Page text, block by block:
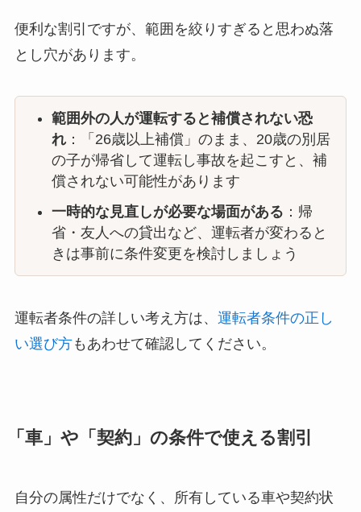
便利な割引ですが、範囲を絞りすぎると思わぬ落
とし穴があります。
範囲外の人が運転すると補償されない恐
れ：「26歳以上補償」のまま、20歳の別居
の子が帰省して運転し事故を起こすと、補
償されない可能性があります
一時的な見直しが必要な場面がある ：帰
省・友人への貸出など、運転者が変わると
きは事前に条件変更を検討しましょう
運転者条件の詳しい考え方は、 運転者条件の正し
い選び方もあわせて確認してください。
「車」や「契約」の条件で使える割引
自分の属性だけでなく、所有している車や契約状